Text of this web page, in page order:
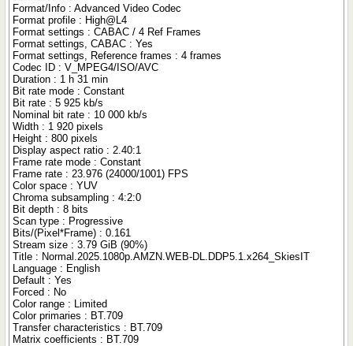
Format/Info : Advanced Video Codec
Format profile : High@L4
Format settings : CABAC / 4 Ref Frames
Format settings, CABAC : Yes
Format settings, Reference frames : 4 frames
Codec ID : V_MPEG4/ISO/AVC
Duration : 1 h 31 min
Bit rate mode : Constant
Bit rate : 5 925 kb/s
Nominal bit rate : 10 000 kb/s
Width : 1 920 pixels
Height : 800 pixels
Display aspect ratio : 2.40:1
Frame rate mode : Constant
Frame rate : 23.976 (24000/1001) FPS
Color space : YUV
Chroma subsampling : 4:2:0
Bit depth : 8 bits
Scan type : Progressive
Bits/(Pixel*Frame) : 0.161
Stream size : 3.79 GiB (90%)
Title : Normal.2025.1080p.AMZN.WEB-DL.DDP5.1.x264_SkiesIT
Language : English
Default : Yes
Forced : No
Color range : Limited
Color primaries : BT.709
Transfer characteristics : BT.709
Matrix coefficients : BT.709